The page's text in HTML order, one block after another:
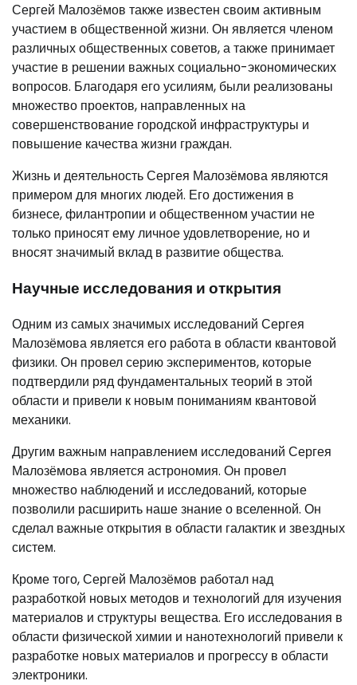
Сергей Малозёмов также известен своим активным
участием в общественной жизни. Он является членом
различных общественных советов, а также принимает
участие в решении важных социально-экономических
вопросов. Благодаря его усилиям, были реализованы
множество проектов, направленных на
совершенствование городской инфраструктуры и
повышение качества жизни граждан.
Жизнь и деятельность Сергея Малозёмова являются
примером для многих людей. Его достижения в
бизнесе, филантропии и общественном участии не
только приносят ему личное удовлетворение, но и
вносят значимый вклад в развитие общества.
Научные исследования и открытия
Одним из самых значимых исследований Сергея
Малозёмова является его работа в области квантовой
физики. Он провел серию экспериментов, которые
подтвердили ряд фундаментальных теорий в этой
области и привели к новым пониманиям квантовой
механики.
Другим важным направлением исследований Сергея
Малозёмова является астрономия. Он провел
множество наблюдений и исследований, которые
позволили расширить наше знание о вселенной. Он
сделал важные открытия в области галактик и звездных
систем.
Кроме того, Сергей Малозёмов работал над
разработкой новых методов и технологий для изучения
материалов и структуры вещества. Его исследования в
области физической химии и нанотехнологий привели к
разработке новых материалов и прогрессу в области
электроники.